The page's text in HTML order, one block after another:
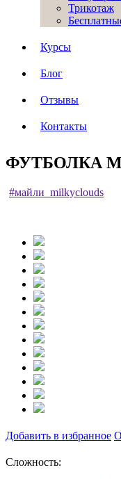
Трикотаж
Курсы
Блог
Отзывы
Контакты
ФУТБОЛКА
#майли_milkyclouds
Добавить в избранное
Сложность: